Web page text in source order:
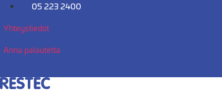
Mene
05 223 2400
Yhteystiedot
Anna palautetta